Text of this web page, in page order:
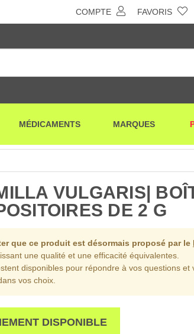
COMPTE FAVORIS
MÉDICAMENTS MARQUES
VULGARIS|
DE 2 G
que ce produit est désormais proposé par le
une qualité et une efficacité équivalentes.
disponibles pour répondre à vos questions et
vos choix.
DISPONIBLE